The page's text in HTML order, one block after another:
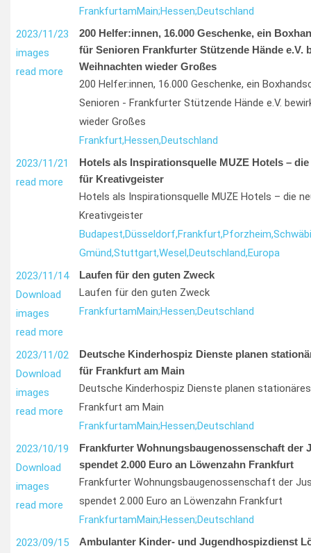
FrankfurtamMain;Hessen;Deutschland
2023/11/23
images
read more
200 Helfer:innen, 16.000 Geschenke, ein
für Senioren Frankfurter Stützende Hände e.V.
Weihnachten wieder Großes
200 Helfer:innen, 16.000 Geschenke, ein
Senioren - Frankfurter Stützende Hände e.V.
wieder Großes
Frankfurt,Hessen,Deutschland
2023/11/21
read more
Hotels als Inspirationsquelle MUZE Hotels –
für Kreativgeister
Hotels als Inspirationsquelle MUZE Hotels – die
Kreativgeister
Budapest,Düsseldorf,Frankfurt,Pforzheim,
Gmünd,Stuttgart,Wesel,Deutschland,Europa
2023/11/14
Download
images
read more
Laufen für den guten Zweck
Laufen für den guten Zweck
FrankfurtamMain;Hessen;Deutschland
2023/11/02
Download
images
read more
Deutsche Kinderhospiz Dienste planen
für Frankfurt am Main
Deutsche Kinderhospiz Dienste planen
Frankfurt am Main
FrankfurtamMain;Hessen;Deutschland
2023/10/19
Download
images
read more
Frankfurter Wohnungsbaugenossenschaft der
spendet 2.000 Euro an Löwenzahn Frankfurt
Frankfurter Wohnungsbaugenossenschaft der
spendet 2.000 Euro an Löwenzahn Frankfurt
FrankfurtamMain;Hessen;Deutschland
2023/09/15
Ambulanter Kinder- und Jugendhospizdienst